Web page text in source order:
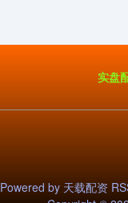
实盘
Powered by 天载配资